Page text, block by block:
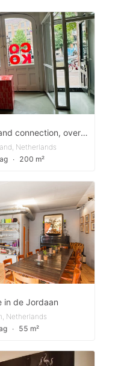
Designed for art, creativity and connection, overlooking Amsterdam’s most iconic canal, the Prinsengracht.
Netherlands
∙ 200 m²
in de Jordaan
Netherlands
∙ 55 m²